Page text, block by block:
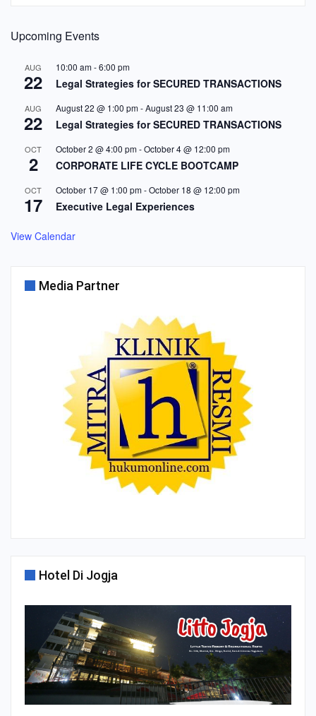
Upcoming Events
AUG
22
10:00 am-6:00 pm
Legal Strategies for SECURED TRANSACTIONS
AUG
22
August 22 @ 1:00 pm-August 23 @ 11:00 am
Legal Strategies for SECURED TRANSACTIONS
OCT
2
October 2 @ 4:00 pm-October 4 @ 12:00 pm
CORPORATE LIFE CYCLE BOOTCAMP
OCT
17
October 17 @ 1:00 pm-October 18 @ 12:00 pm
Executive Legal Experiences
View Calendar
Media Partner
Hotel Di Jogja